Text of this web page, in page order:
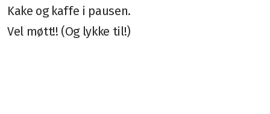
Kake og kaffe i pausen.
Vel møtt!! (Og lykke til!)
Loppekomiteen